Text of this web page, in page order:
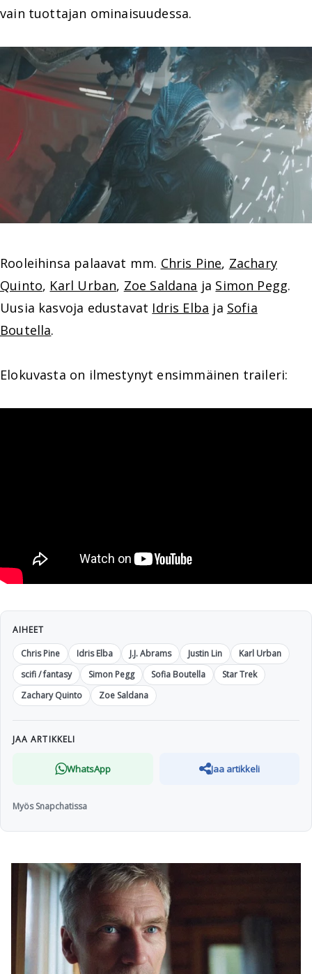
vain tuottajan ominaisuudessa.
Rooleihinsa palaavat mm. Chris Pine, Zachary
Quinto, Karl Urban, Zoe Saldana ja Simon Pegg.
Uusia kasvoja edustavat Idris Elba ja Sofia
Boutella.
Elokuvasta on ilmestynyt ensimmäinen traileri:
AIHEET
Chris Pine
Idris Elba J.J. Abrams Justin Lin
Karl Urban
scifi / fantasy
Simon Pegg Sofia Boutella
Star Trek
Zachary Quinto
Zoe Saldana
JAA ARTIKKELI
WhatsApp Jaa artikkeli
Myös Snapchatissa